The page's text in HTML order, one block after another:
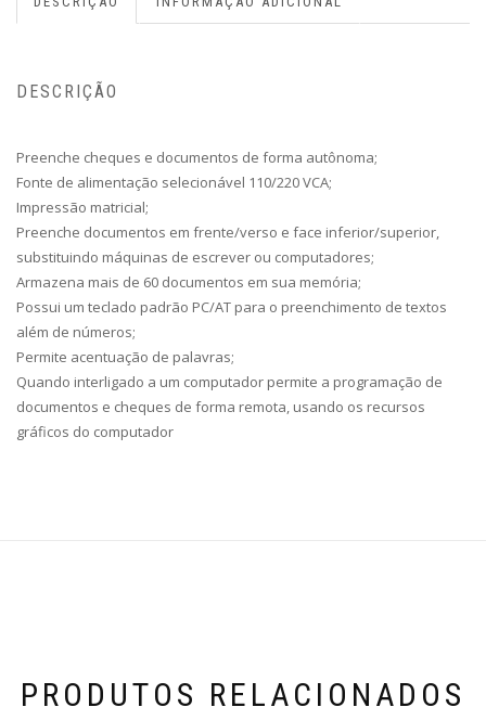
DESCRIÇÃO
Preenche cheques e documentos de forma autônoma;
Fonte de alimentação selecionável 110/220 VCA;
Impressão matricial;
Preenche documentos em frente/verso e face inferior/superior,
substituindo máquinas de escrever ou computadores;
Armazena mais de 60 documentos em sua memória;
Possui um teclado padrão PC/AT para o preenchimento de textos
além de números;
Permite acentuação de palavras;
Quando interligado a um computador permite a programação de
documentos e cheques de forma remota, usando os recursos
gráficos do computador
PRODUTOS RELACIONADOS